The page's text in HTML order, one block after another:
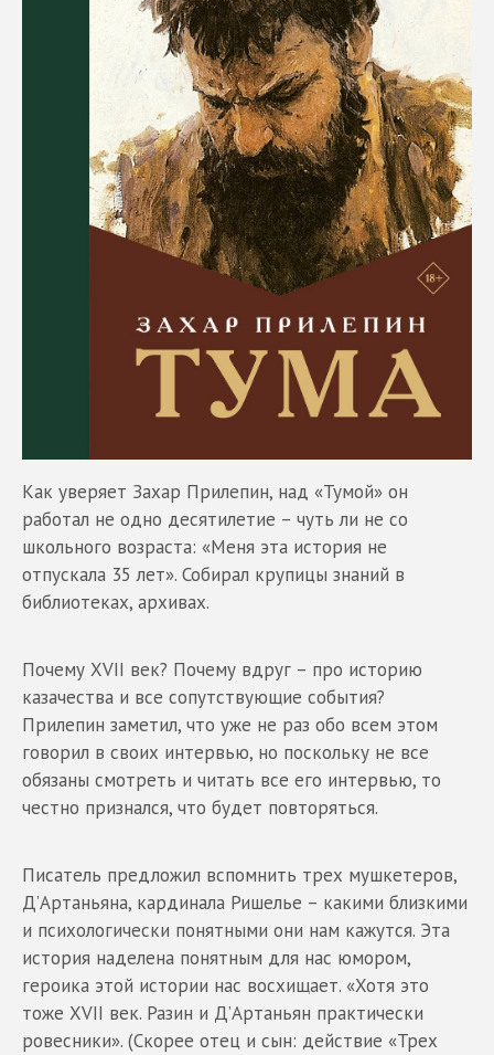
Как уверяет Захар Прилепин, над «Тумой» он
работал не одно десятилетие – чуть ли не со
школьного возраста: «Меня эта история не
отпускала 35 лет». Собирал крупицы знаний в
библиотеках, архивах.
Почему XVII век? Почему вдруг – про историю
казачества и все сопутствующие события?
Прилепин заметил, что уже не раз обо всем этом
говорил в своих интервью, но поскольку не все
обязаны смотреть и читать все его интервью, то
честно признался, что будет повторяться.
Писатель предложил вспомнить трех мушкетеров,
Д’Артаньяна, кардинала Ришелье – какими близкими
и психологически понятными они нам кажутся. Эта
история наделена понятным для нас юмором,
героика этой истории нас восхищает. «Хотя это
тоже XVII век. Разин и Д’Артаньян практически
ровесники». (Скорее отец и сын: действие «Трех